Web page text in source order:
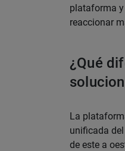
plataforma
reaccionar
¿Qué
La
unificada
de este a